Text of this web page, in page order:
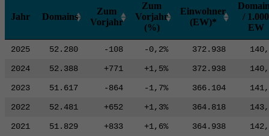
Jahr Domains
Zum
Vorjahr
Zum
Vorjahr
(%)
Einwohner
(EW)*
/ 1.000
EW
2025 52.280 -108 -0,2% 372.938
2024
52.388 +771 +1,5% 372.938
2023
51.617 -864 -1,7% 366.104
2022
52.481 +652 +1,3% 364.818
2021
51.829 +833 +1,6% 364.938